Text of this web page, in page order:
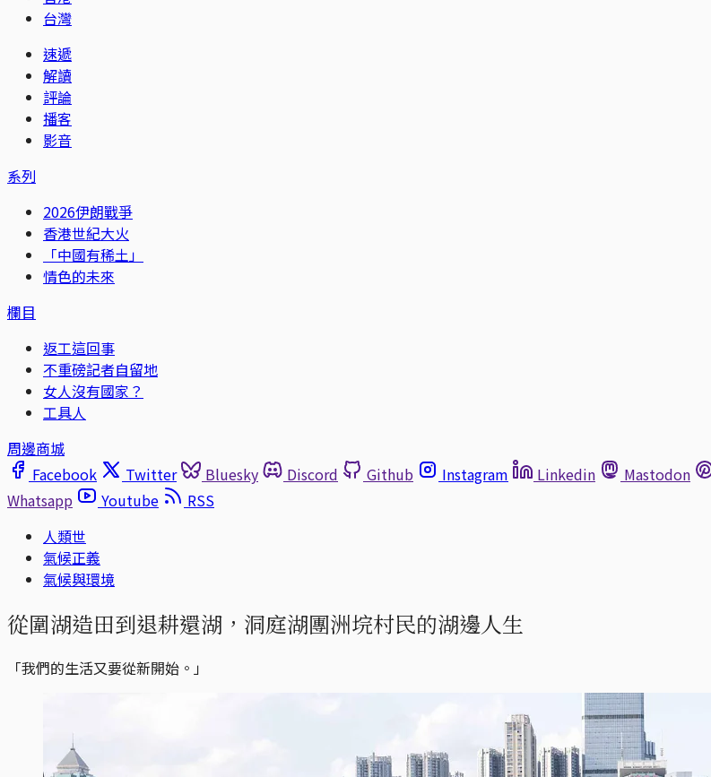
台灣
速遞
解讀
評論
播客
影音
系列
2026伊朗戰爭
香港世紀大火
「中國有稀土」
情色的未來
欄目
返工這回事
不重磅記者自留地
女人沒有國家？
工具人
周邊商城
Facebook
Twitter Bluesky Discord Github Instagram Linkedin Mastodon
Whatsapp
Youtube
RSS
人類世
氣候正義
氣候與環境
從圍湖造田到退耕還湖，洞庭湖團洲垸村民的湖邊人生
「我們的生活又要從新開始。」